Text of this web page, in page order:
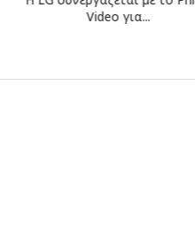
“Europe’s Climate Leaders”